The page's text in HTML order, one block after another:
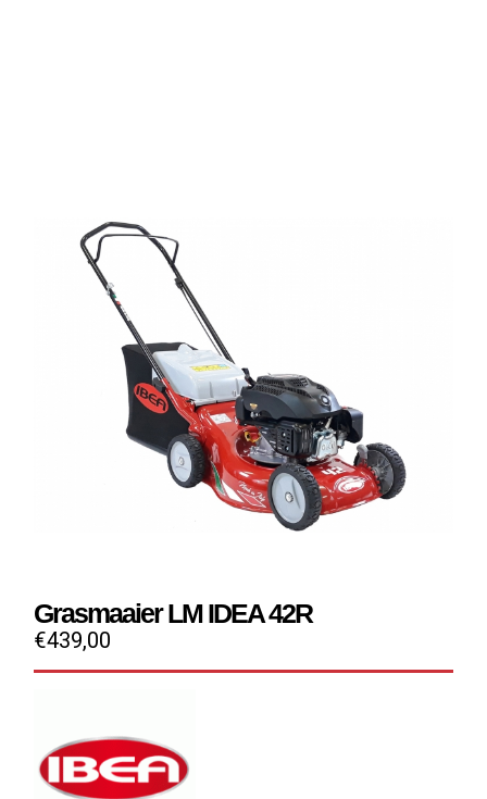
Grasmaaier LM IDEA 42R
€439,00